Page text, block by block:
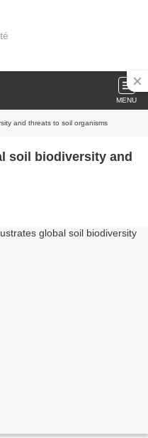
MENU
and threats to soil organisms
soil biodiversity and